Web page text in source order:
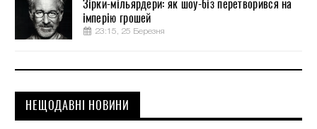
Зірки-мільярдери: як шоу-біз перетворився на
імперію грошей
23:15, 25 Березня
НЕЩОДАВНІ НОВИНИ